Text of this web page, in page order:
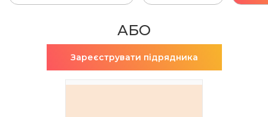
АБО
Зареєструвати підрядника